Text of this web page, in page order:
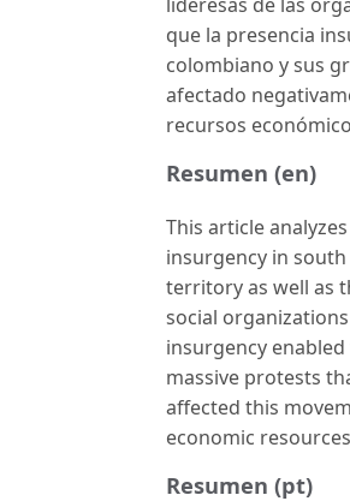
que la presencia
colombiano y sus
afectado
recursos
Resumen (en)
This article
insurgency in
territory as well as
social
insurgency
massive protests
affected this
economic
Resumen (pt)